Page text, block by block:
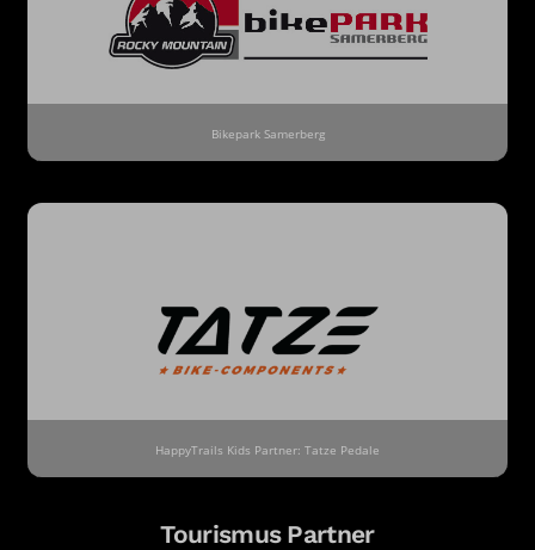
Bikepark Samerberg
HappyTrails Kids Partner: Tatze Pedale
Tourismus Partner